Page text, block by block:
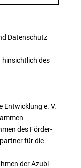
Datenschutz
hinsichtlich des
Entwicklung e. V.
des Förder-
für die
der Azubi-